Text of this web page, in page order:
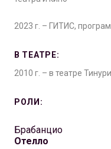
2023 г. – ГИТИС,
В ТЕАТРЕ:
2010 г. – в театре
РОЛИ:
Брабанцио
Отелло